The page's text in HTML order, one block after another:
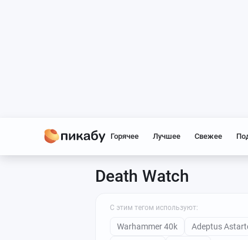
Горячее Лучшее Свежее
Death Watch
С этим тегом используют:
Warhammer 40k Adeptus